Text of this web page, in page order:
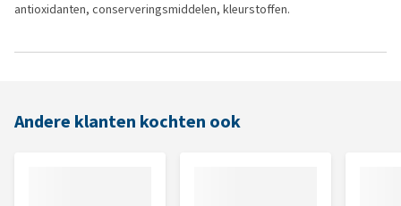
antioxidanten, conserveringsmiddelen, kleurstoffen.
Andere klanten kochten ook